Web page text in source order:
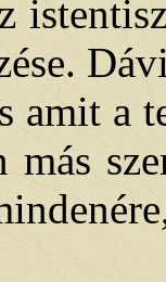
amit a
más